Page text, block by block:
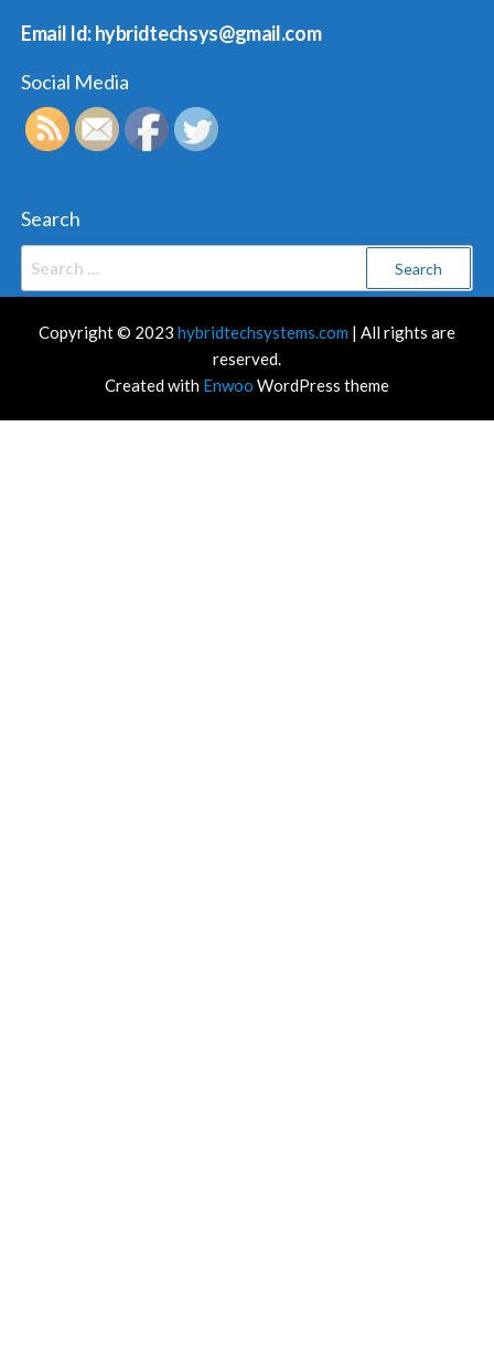
Email Id: hybridtechsys@gmail.com
Social Media
Search
Copyright © 2023 hybridtechsystems.com | All rights are
reserved.
Created with Enwoo WordPress theme